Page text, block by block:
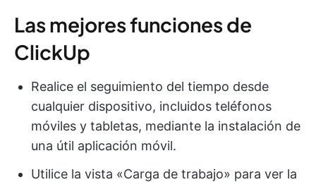
Las mejores funciones de
ClickUp
Realice el seguimiento del tiempo desde
cualquier dispositivo, incluidos teléfonos
móviles y tabletas, mediante la instalación de
una útil aplicación móvil.
Utilice la vista «Carga de trabajo» para ver la